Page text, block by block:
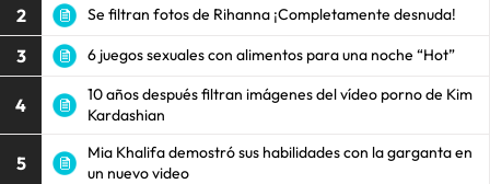
2 Se filtran fotos de Rihanna ¡Completamente desnuda!
3 6 juegos sexuales con alimentos para una noche “Hot”
4
10 años después filtran imágenes del vídeo porno de Kim
Kardashian
5
Mia Khalifa demostró sus habilidades con la garganta en
un nuevo video